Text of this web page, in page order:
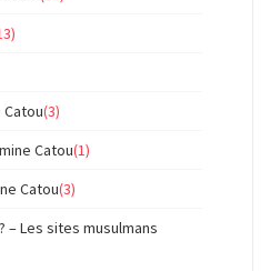
(3)
Catou(1)
Catou(3)
– Les sites musulmans